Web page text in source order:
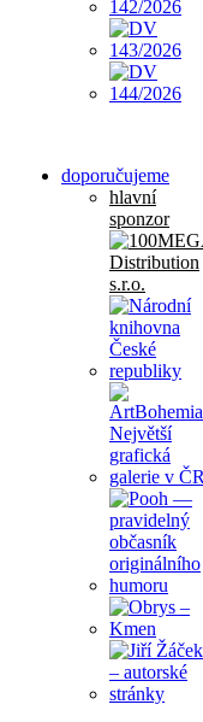
doporučujeme
hlavní
sponzor